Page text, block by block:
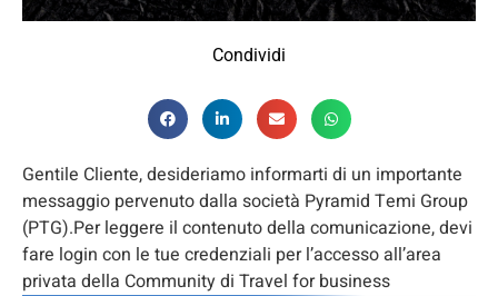
Condividi
Gentile Cliente, desideriamo informarti di un importante
messaggio pervenuto dalla società Pyramid Temi Group
(PTG).Per leggere il contenuto della comunicazione, devi
fare login con le tue credenziali per l’accesso all’area
privata della Community di Travel for business